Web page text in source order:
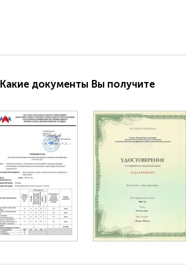
Какие документы Вы получите